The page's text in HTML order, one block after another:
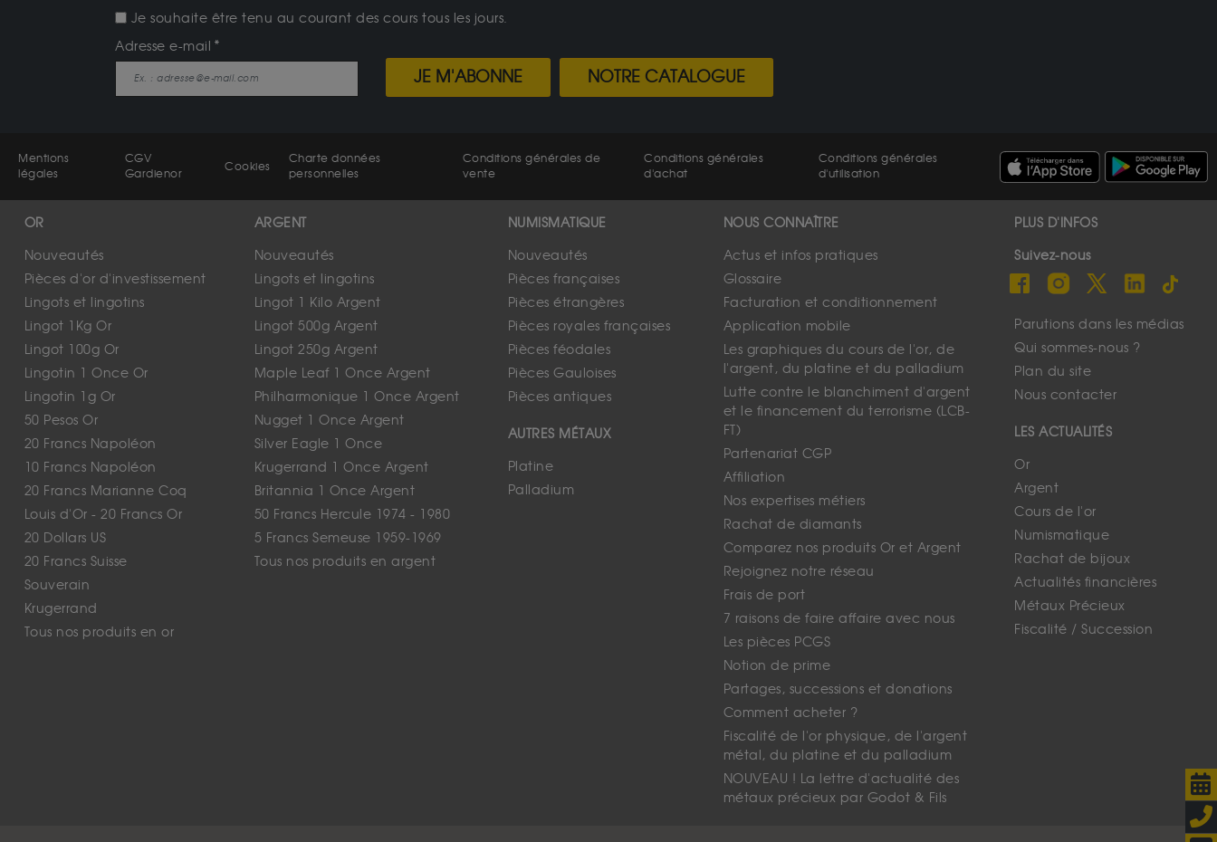
Je souhaite être tenu au courant des cours tous les jours.
Adresse e-mail
JE M'ABONNE NOTRE CATALOGUE
Mentions
légales
CGV
Gardienor
Cookies
Charte données
personnelles
Conditions générales de
vente
Conditions générales
d'achat
Conditions générales
d'utilisation
OR
Nouveautés
Pièces d'or d'investissement
Lingots et lingotins
Lingot 1Kg Or
Lingot 100g Or
Lingotin 1 Once Or
Lingotin 1g Or
50 Pesos Or
20 Francs Napoléon
10 Francs Napoléon
20 Francs Marianne Coq
Louis d'Or - 20 Francs Or
20 Dollars US
20 Francs Suisse
Souverain
Krugerrand
Tous nos produits en or
ARGENT
Nouveautés
Lingots et lingotins
Lingot 1 Kilo Argent
Lingot 500g Argent
Lingot 250g Argent
Maple Leaf 1 Once Argent
Philharmonique 1 Once Argent
Nugget 1 Once Argent
Silver Eagle 1 Once
Krugerrand 1 Once Argent
Britannia 1 Once Argent
50 Francs Hercule 1974 - 1980
5 Francs Semeuse 1959-1969
Tous nos produits en argent
NUMISMATIQUE
Nouveautés
Pièces françaises
Pièces étrangères
Pièces royales françaises
Pièces féodales
Pièces Gauloises
Pièces antiques
AUTRES MÉTAUX
Platine
Palladium
NOUS CONNAÎTRE
Actus et infos pratiques
Glossaire
Facturation et conditionnement
Application mobile
Les graphiques du cours de l'or, de
l'argent, du platine et du palladium
Lutte contre le blanchiment d'argent
et le financement du terrorisme (LCB-
FT)
Partenariat CGP
Affiliation
Nos expertises métiers
Rachat de diamants
Comparez nos produits Or et Argent
Rejoignez notre réseau
Frais de port
7 raisons de faire affaire avec nous
Les pièces PCGS
Notion de prime
Partages, successions et donations
Comment acheter ?
Fiscalité de l'or physique, de l'argent
métal, du platine et du palladium
NOUVEAU ! La lettre d'actualité des
métaux précieux par Godot & Fils
PLUS D'INFOS
Suivez-nous
Parutions dans les médias
Qui sommes-nous ?
Plan du site
Nous contacter
LES ACTUALITÉS
Or
Argent
Cours de l'or
Numismatique
Rachat de bijoux
Actualités financières
Métaux Précieux
Fiscalité / Succession